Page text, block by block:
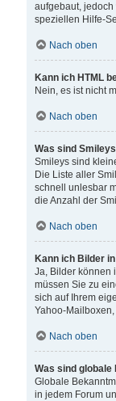
aufgebaut, jedoch
speziellen Hilfe-
Nach oben
Kann ich HTML
Nein, es ist nicht
Nach oben
Was sind
Smileys sind
Die Liste aller
schnell unlesbar
die Anzahl der
Nach oben
Kann ich Bilder
Ja, Bilder können
müssen Sie zu
sich auf Ihrem
Yahoo-
Nach oben
Was sind
Globale
in jedem Forum